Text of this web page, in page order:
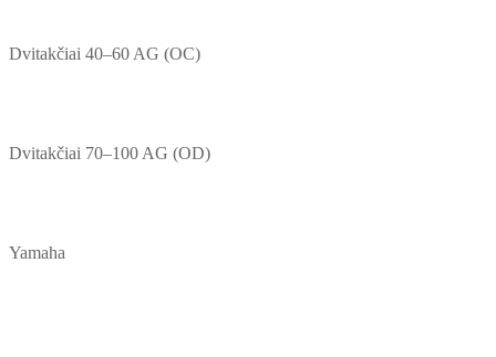
Dvitakčiai 40–60 AG (OC)
Dvitakčiai 70–100 AG (OD)
Yamaha